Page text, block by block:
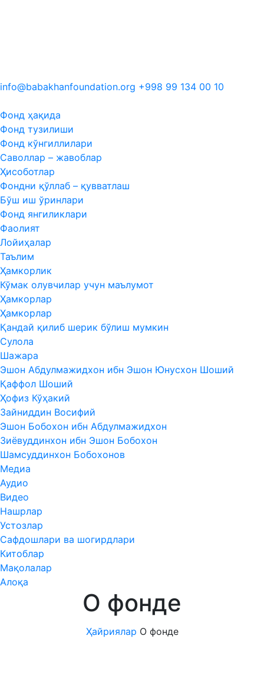
info@babakhanfoundation.org +998 99 134 00 10
Фонд ҳақида
Фонд тузилиши
Фонд кўнгиллилари
Саволлар – жавоблар
Ҳисоботлар
Фондни қўллаб – қувватлаш
Бўш иш ўринлари
Фонд янгиликлари
Фаолият
Лойиҳалар
Таълим
Ҳамкорлик
Кўмак олувчилар учун маълумот
Ҳамкорлар
Ҳамкорлар
Қандай қилиб шерик бўлиш мумкин
Сулола
Шажара
Эшон Абдулмажидхон ибн Эшон Юнусхон Шоший
Қаффол Шоший
Ҳофиз Кўҳакий
Зайниддин Восифий
Эшон Бобохон ибн Абдулмажидхон
Зиёвуддинхон ибн Эшон Бобохон
Шамсуддинхон Бобохонов
Медиа
Аудио
Видео
Нашрлар
Устозлар
Сафдошлари ва шогирдлари
Китоблар
Мақолалар
Алоқа
О фонде
Ҳайриялар О фонде